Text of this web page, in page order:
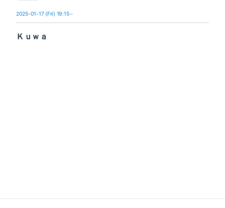
2025-01-17 (Fri) 19:15～
Ｋｕｗａ